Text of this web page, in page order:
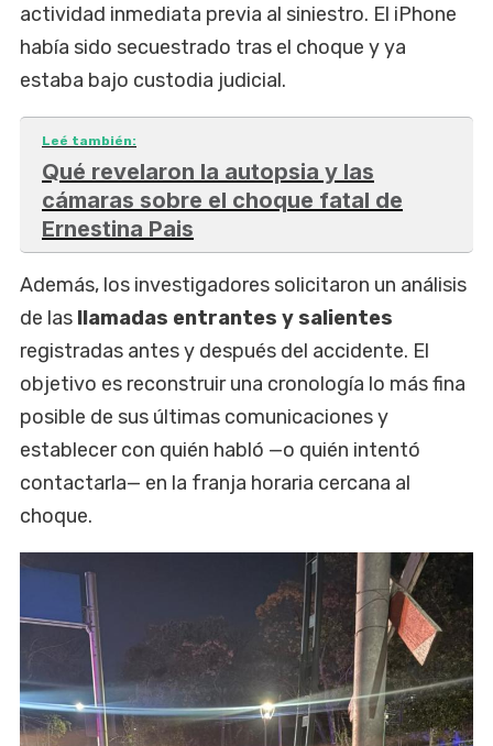
actividad inmediata previa al siniestro. El iPhone
había sido secuestrado tras el choque y ya
estaba bajo custodia judicial.
Leé también:
Qué revelaron la autopsia y las
cámaras sobre el choque fatal de
Ernestina Pais
Además, los investigadores solicitaron un análisis
de las llamadas entrantes y salientes
registradas antes y después del accidente. El
objetivo es reconstruir una cronología lo más fina
posible de sus últimas comunicaciones y
establecer con quién habló —o quién intentó
contactarla— en la franja horaria cercana al
choque.